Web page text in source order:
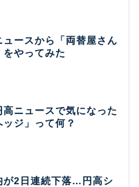
ュースから「両替屋さん
をやってみた
高ニュースで気になった
ッジ」って何？
が2日連続下落…円高シ